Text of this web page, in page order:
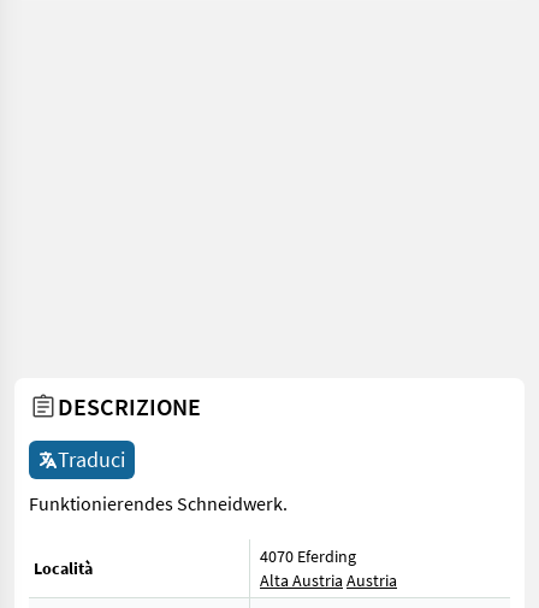
DESCRIZIONE
Traduci
Funktionierendes Schneidwerk.
Località
4070 Eferding
Alta Austria Austria